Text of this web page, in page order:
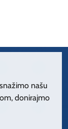
našu
donirajmo